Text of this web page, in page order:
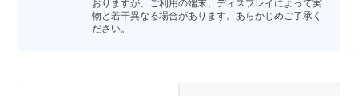
おりますが、ご利用の端末、ディスプレイによって実
物と若干異なる場合があります。あらかじめご了承く
ださい。